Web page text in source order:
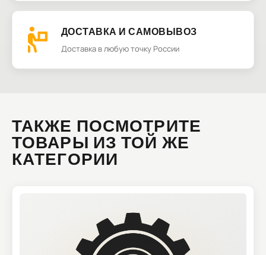
ДОСТАВКА И САМОВЫВОЗ
Доставка в любую точку России
ТАКЖЕ ПОСМОТРИТЕ
ТОВАРЫ ИЗ ТОЙ ЖЕ
КАТЕГОРИИ